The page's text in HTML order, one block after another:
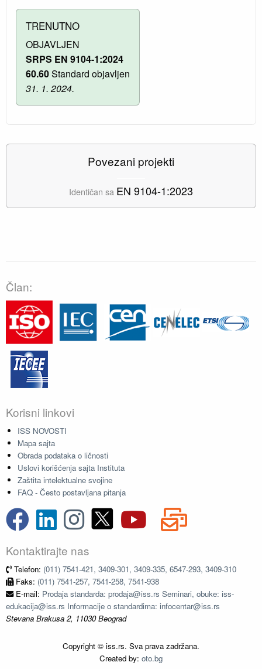
TRENUTNO
OBJAVLJEN
SRPS EN 9104-1:2024
60.60Standard objavljen
31. 1. 2024.
Povezani projekti
Identičan sa EN 9104-1:2023
Član:
Korisni linkovi
ISS NOVOSTI
Mapa sajta
Obrada podataka o ličnosti
Uslovi korišćenja sajta Instituta
Zaštita intelektualne svojine
FAQ - Često postavljana pitanja
Kontaktirajte nas
Telefon: (011) 7541-421, 3409-301, 3409-335, 6547-293, 3409-310
Faks: (011) 7541-257, 7541-258, 7541-938
E-mail: Prodaja standarda: prodaja@iss.rs Seminari, obuke: iss-
edukacija@iss.rs Informacije o standardima: infocentar@iss.rs
Stevana Brakusa 2, 11030 Beograd
Copyright © iss.rs. Sva prava zadržana.
Created by: oto.bg